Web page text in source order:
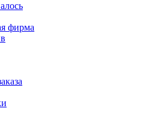
фирма